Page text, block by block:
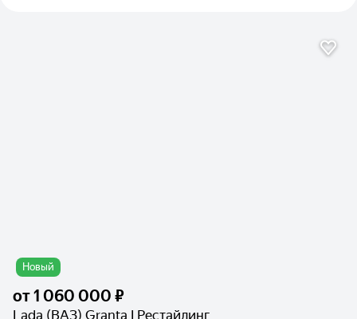
Новый
от1 060 000 ₽
Lada (ВАЗ) Granta I Рестайлинг